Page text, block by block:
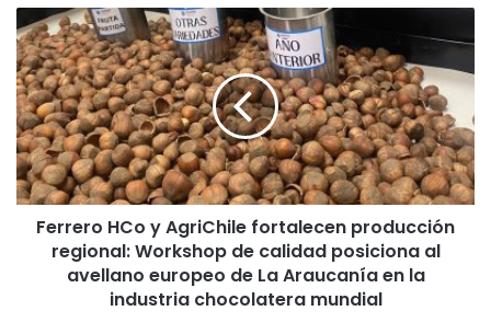
e
r
r
e
r
o
H
C
Ferrero HCo y AgriChile fortalecen producción
regional: Workshop de calidad posiciona al
avellano europeo de La Araucanía en la
industria chocolatera mundial